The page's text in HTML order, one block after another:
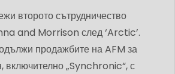
второто сътрудничество
and Morrison след ‘Arctic’.
продажбите на AFM за
включително „Synchronic“, с